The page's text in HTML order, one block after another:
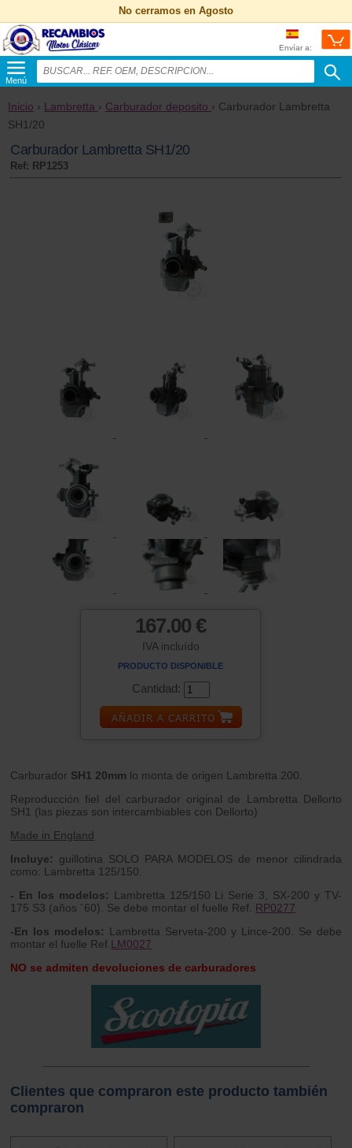
No cerramos en Agosto
Envíar a:
Menú
Inicio › Lambretta › Carburador deposito › Carburador Lambretta
SH1/20
Carburador Lambretta SH1/20
Ref: RP1253
167.00 €
IVA incluído
PRODUCTO DISPONIBLE
Cantidad:
Carburador SH1 20mm lo monta de origen Lambretta 200.
Reproducción fiel del carburador original de Lambretta Dellorto
SH1 (las piezas son intercambiables con Dellorto)
Made in England
Incluye:
guillotina SOLO PARA MODELOS de menor cilindrada
como: Lambretta 125/150.
- En los modelos: Lambretta 125/150 Li Serie 3, SX-200 y TV-
175 S3 (años ´60). Se debe montar el fuelle Ref. RP0277
-En los modelos: Lambretta Serveta-200 y Lince-200. Se debe
montar el fuelle Ref.LM0027
NO se admiten devoluciones de carburadores
Clientes que compraron este producto también
compraron